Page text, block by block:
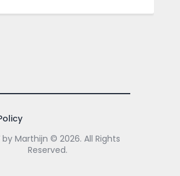
by Marthijn © 2026. All Rights
Reserved.